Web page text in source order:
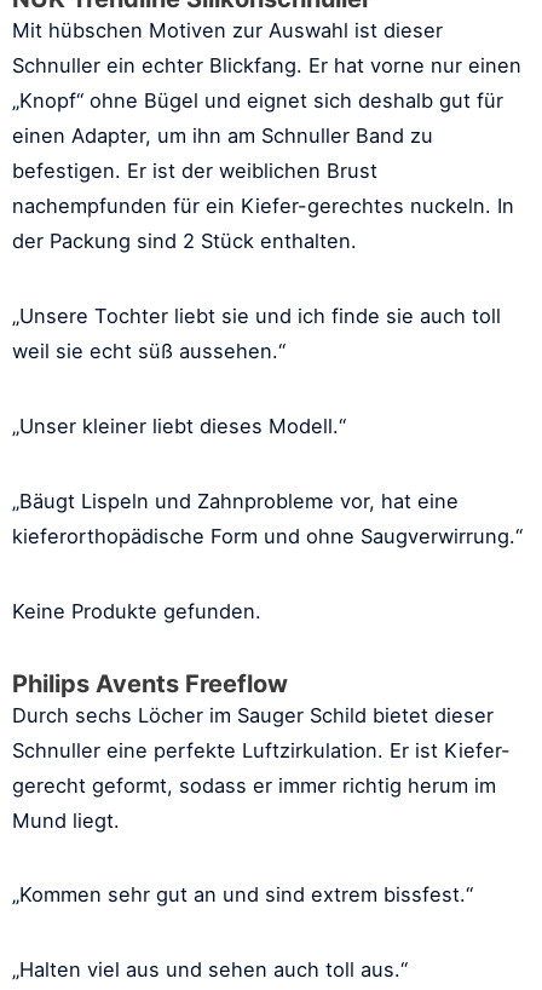
Mit hübschen Motiven zur Auswahl ist dieser
Schnuller ein echter Blickfang. Er hat vorne nur einen
„Knopf“ ohne Bügel und eignet sich deshalb gut für
einen Adapter, um ihn am Schnuller Band zu
befestigen. Er ist der weiblichen Brust
nachempfunden für ein Kiefer-gerechtes nuckeln. In
der Packung sind 2 Stück enthalten.
„Unsere Tochter liebt sie und ich finde sie auch toll
weil sie echt süß aussehen.“
„Unser kleiner liebt dieses Modell.“
„Bäugt Lispeln und Zahnprobleme vor, hat eine
kieferorthopädische Form und ohne Saugverwirrung.“
Keine Produkte gefunden.
Philips Avents Freeflow
Durch sechs Löcher im Sauger Schild bietet dieser
Schnuller eine perfekte Luftzirkulation. Er ist Kiefer-
gerecht geformt, sodass er immer richtig herum im
Mund liegt.
„Kommen sehr gut an und sind extrem bissfest.“
„Halten viel aus und sehen auch toll aus.“